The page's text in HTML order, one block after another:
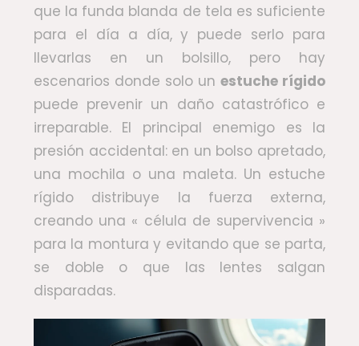
que la funda blanda de tela es suficiente
para el día a día, y puede serlo para
llevarlas en un bolsillo, pero hay
escenarios donde solo un estuche rígido
puede prevenir un daño catastrófico e
irreparable. El principal enemigo es la
presión accidental: en un bolso apretado,
una mochila o una maleta. Un estuche
rígido distribuye la fuerza externa,
creando una « célula de supervivencia »
para la montura y evitando que se parta,
se doble o que las lentes salgan
disparadas.